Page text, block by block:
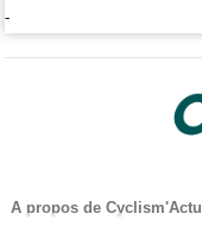
-
A propos de Cyclism'Actu